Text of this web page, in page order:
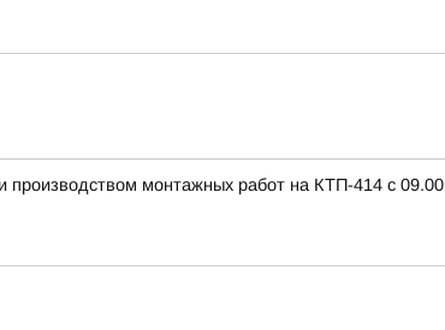
монтажных работ на КТП-414 с